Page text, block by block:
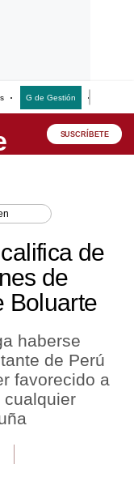
G de Gestión
SUSCRÍBETE
de
de
Boluarte
haberse
de Perú
favorecido a
cualquier